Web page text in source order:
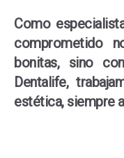
Como
comprometido
bonitas, sino
Dentalife,
estética, siempre